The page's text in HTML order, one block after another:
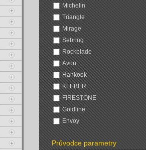
Michelin
Triangle
Mirage
Sebring
Rockblade
Avon
Hankook
KLEBER
FIRESTONE
Goldline
Envoy
Průvodce parametry